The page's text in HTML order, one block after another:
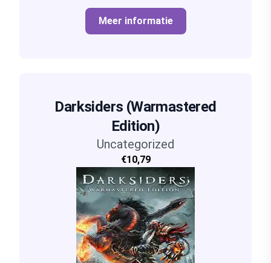
Meer informatie
Darksiders (Warmastered
Edition)
Uncategorized
€10,79